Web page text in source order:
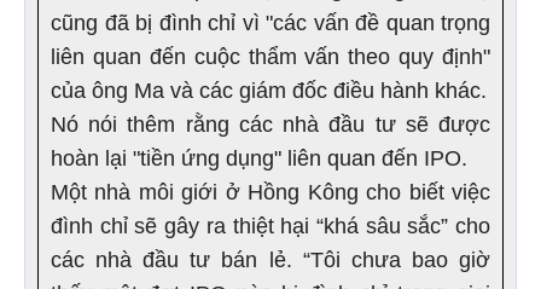
cũng đã bị đình chỉ vì "các vấn đề quan trọng
liên quan đến cuộc thẩm vấn theo quy định"
của ông Ma và các giám đốc điều hành khác.
Nó nói thêm rằng các nhà đầu tư sẽ được
hoàn lại "tiền ứng dụng" liên quan đến IPO.
Một nhà môi giới ở Hồng Kông cho biết việc
đình chỉ sẽ gây ra thiệt hại “khá sâu sắc” cho
các nhà đầu tư bán lẻ. “Tôi chưa bao giờ